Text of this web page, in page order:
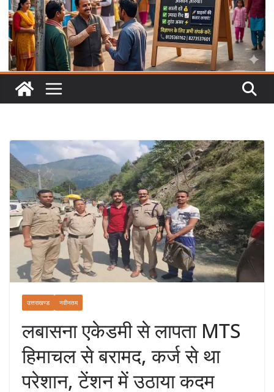
उत्तराखण्ड नवीनतम
लबासना एकेडमी से लापता MTS
हिमाचल से बरामद, कर्ज से था
परेशान, टेंशन में उठाया कदम